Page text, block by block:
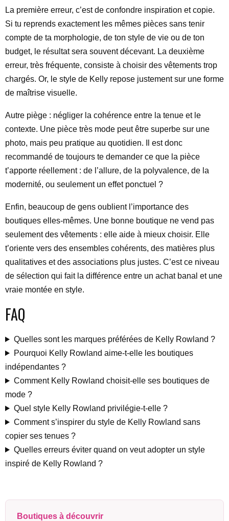
La première erreur, c’est de confondre inspiration et copie.
Si tu reprends exactement les mêmes pièces sans tenir
compte de ta morphologie, de ton style de vie ou de ton
budget, le résultat sera souvent décevant. La deuxième
erreur, très fréquente, consiste à choisir des vêtements trop
chargés. Or, le style de Kelly repose justement sur une forme
de maîtrise visuelle.
Autre piège : négliger la cohérence entre la tenue et le
contexte. Une pièce très mode peut être superbe sur une
photo, mais peu pratique au quotidien. Il est donc
recommandé de toujours te demander ce que la pièce
t’apporte réellement : de l’allure, de la polyvalence, de la
modernité, ou seulement un effet ponctuel ?
Enfin, beaucoup de gens oublient l’importance des
boutiques elles-mêmes. Une bonne boutique ne vend pas
seulement des vêtements : elle aide à mieux choisir. Elle
t’oriente vers des ensembles cohérents, des matières plus
qualitatives et des associations plus justes. C’est ce niveau
de sélection qui fait la différence entre un achat banal et une
vraie montée en style.
FAQ
Quelles sont les marques préférées de Kelly Rowland ?
Pourquoi Kelly Rowland aime-t-elle les boutiques
indépendantes ?
Comment Kelly Rowland choisit-elle ses boutiques de
mode ?
Quel style Kelly Rowland privilégie-t-elle ?
Comment s’inspirer du style de Kelly Rowland sans
copier ses tenues ?
Quelles erreurs éviter quand on veut adopter un style
inspiré de Kelly Rowland ?
Boutiques à découvrir